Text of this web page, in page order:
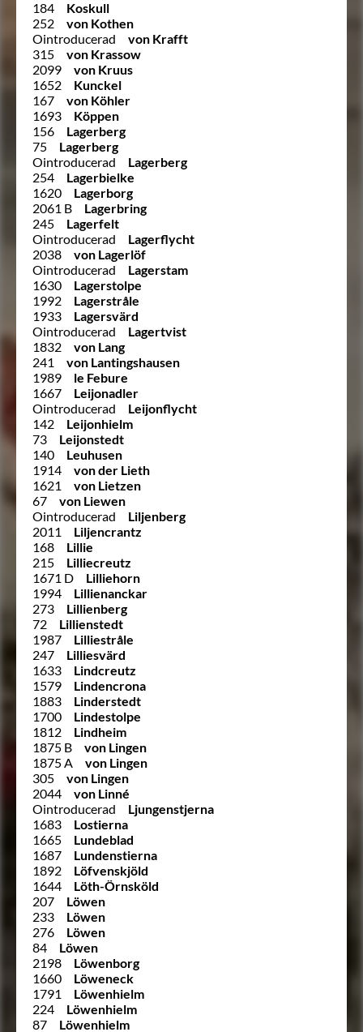
184
Koskull
252
von Kothen
Ointroducerad
von Krafft
315
von Krassow
2099
von Kruus
1652
Kunckel
167
von Köhler
1693
Köppen
156
Lagerberg
75
Lagerberg
Ointroducerad
Lagerberg
254
Lagerbielke
1620
Lagerborg
2061 B
Lagerbring
245
Lagerfelt
Ointroducerad
Lagerflycht
2038
von Lagerlöf
Ointroducerad
Lagerstam
1630
Lagerstolpe
1992
Lagerstråle
1933
Lagersvärd
Ointroducerad
Lagertvist
1832
von Lang
241
von Lantingshausen
1989
le Febure
1667
Leijonadler
Ointroducerad
Leijonflycht
142
Leijonhielm
73
Leijonstedt
140
Leuhusen
1914
von der Lieth
1621
von Lietzen
67
von Liewen
Ointroducerad
Liljenberg
2011
Liljencrantz
168
Lillie
215
Lilliecreutz
1671 D
Lilliehorn
1994
Lillienanckar
273
Lillienberg
72
Lillienstedt
1987
Lilliestråle
247
Lilliesvärd
1633
Lindcreutz
1579
Lindencrona
1883
Linderstedt
1700
Lindestolpe
1812
Lindheim
1875 B
von Lingen
1875 A
von Lingen
305
von Lingen
2044
von Linné
Ointroducerad
Ljungenstjerna
1683
Lostierna
1665
Lundeblad
1687
Lundenstierna
1892
Löfvenskjöld
1644
Löth-Örnsköld
207
Löwen
233
Löwen
276
Löwen
84
Löwen
2198
Löwenborg
1660
Löweneck
1791
Löwenhielm
224
Löwenhielm
87
Löwenhielm